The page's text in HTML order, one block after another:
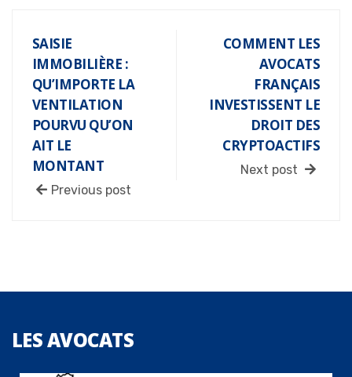
SAISIE
IMMOBILIÈRE :
QU’IMPORTE LA
VENTILATION
POURVU QU’ON
AIT LE
MONTANT
Previous post
COMMENT LES
AVOCATS
FRANÇAIS
INVESTISSENT LE
DROIT DES
CRYPTOACTIFS
Next post
LESAVOCATS